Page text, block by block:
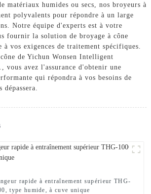
matériaux humides ou secs, nos broyeurs à
polyvalents pour répondre à un large
Notre équipe d'experts est à votre
fournir la solution de broyage à cône
à vos exigences de traitement spécifiques.
de Yichun Wonsen Intelligent
vous avez l'assurance d'obtenir une
qui répondra à vos besoins de
rapide à entraînement supérieur THG-
type humide, à cuve unique